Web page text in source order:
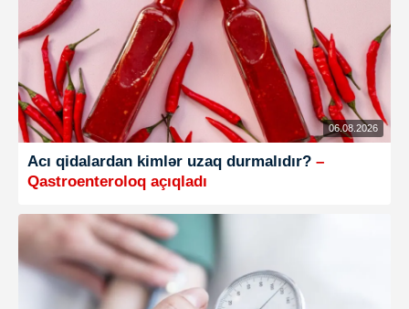
06.08.2026
Acı qidalardan kimlər uzaq durmalıdır? –
Qastroenteroloq açıqladı